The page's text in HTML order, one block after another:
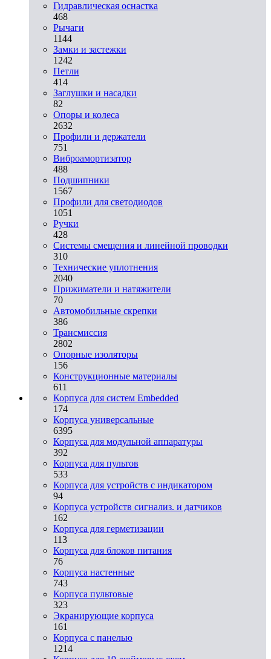
Гидравлическая оснастка
468
Рычаги
1144
Замки и застежки
1242
Петли
414
Заглушки и насадки
82
Опоры и колеса
2632
Профили и держатели
751
Виброамортизатор
488
Подшипники
1567
Профили для светодиодов
1051
Ручки
428
Системы смещения и линейной проводки
310
Технические уплотнения
2040
Прижиматели и натяжители
70
Автомобильные скрепки
386
Трансмиссия
2802
Опорные изоляторы
156
Конструкционные материалы
611
Корпуса для систем Embedded
174
Корпуса универсальные
6395
Корпуса для модульной аппаратуры
392
Корпуса для пультов
533
Корпуса для устройств с индикатором
94
Корпуса устройств сигнализ. и датчиков
162
Корпуса для герметизации
113
Корпуса для блоков питания
76
Корпуса настенные
743
Корпуса пультовые
323
Экранирующие корпуса
161
Корпуса с панелью
1214